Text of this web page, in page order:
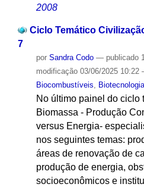
2008
Ciclo Temático
7
por Sandra Codo — publicado
modificação03/06/2025 10:22
Biocombustíveis, Biotecnologia
No último painel do ciclo
Biomassa - Produção
versus Energia-
nos seguintes temas:
áreas de renovação de
produção de energia,
socioeconômicos e